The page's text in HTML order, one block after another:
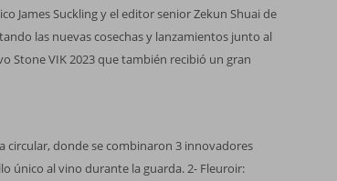
James Suckling y el editor senior Zekun Shuai de
las nuevas cosechas y lanzamientos junto al
Stone VIK 2023 que también recibió un gran
circular, donde se combinaron 3 innovadores
único al vino durante la guarda. 2- Fleuroir: